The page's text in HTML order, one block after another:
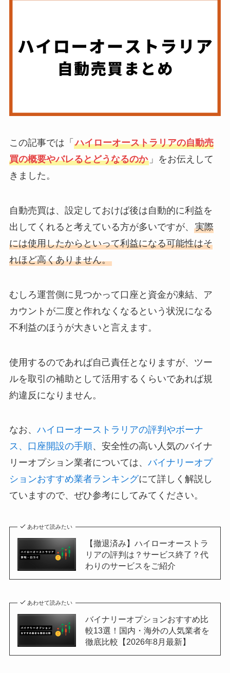
この記事では「 ハイローオーストラリアの自動売
買の概要やバレるとどうなるのか」をお伝えして
きました。
自動売買は、設定しておけば後は自動的に利益を
出してくれると考えている方が多いですが、 実際
には使用したからといって利益になる可能性はそ
れほど高くありません。
むしろ運営側に見つかって口座と資金が凍結、ア
カウントが二度と作れなくなるという状況になる
不利益のほうが大きいと言えます。
使用するのであれば自己責任となりますが、ツー
ルを取引の補助として活用するくらいであれば規
約違反になりません。
なお、 ハイローオーストラリアの評判やボーナ
ス、口座開設の手順、安全性の高い人気のバイナ
リーオプション業者については、 バイナリーオプ
ションおすすめ業者ランキングにて詳しく解説し
ていますので、ぜひ参考にしてみてください。
あわせて読みたい
【撤退済み】ハイローオーストラ
リアの評判は？サービス終了？代
わりのサービスをご紹介
あわせて読みたい
バイナリーオプションおすすめ比
較13選！国内・海外の人気業者を
徹底比較【2026年8月最新】